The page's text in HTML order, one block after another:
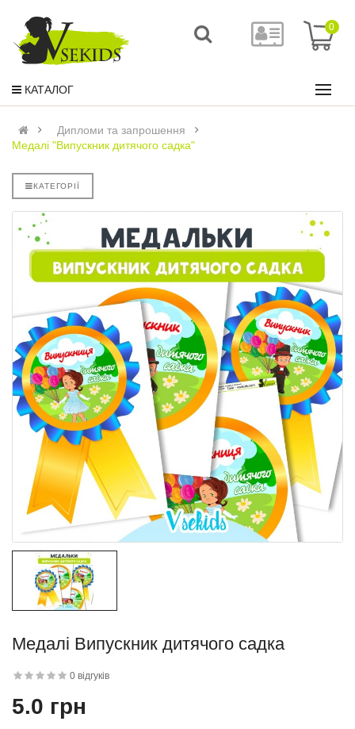
0
КАТАЛОГ
Дипломи та запрошення
Медалі "Випускник дитячого садка"
дитини»..
КАТЕГОРІЇ
Медалі Випускник дитячого садка
0 відгуків
5.0 грн